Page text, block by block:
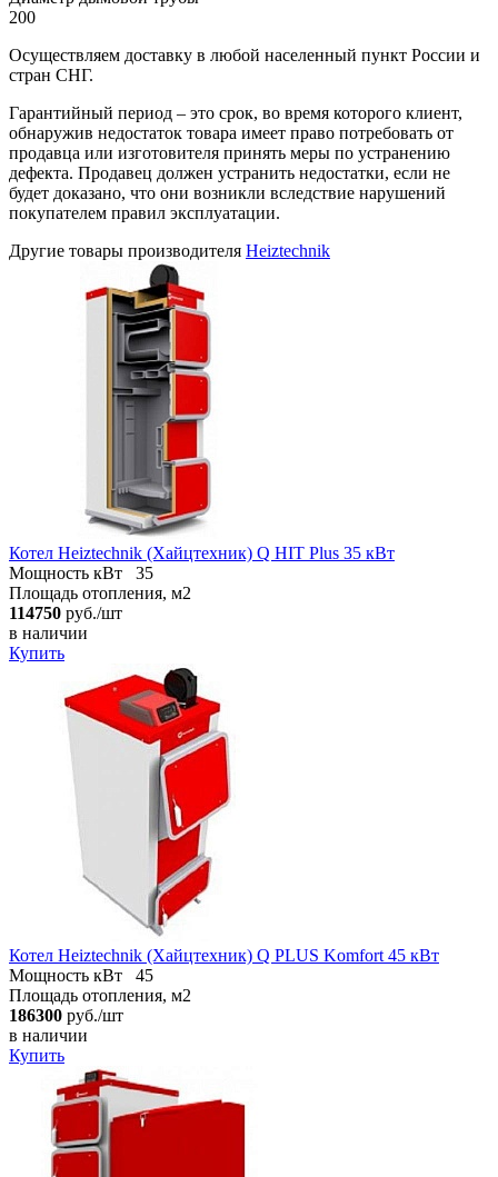
200
Осуществляем доставку в любой населенный пункт России и
стран СНГ.
Гарантийный период – это срок, во время которого клиент,
обнаружив недостаток товара имеет право потребовать от
продавца или изготовителя принять меры по устранению
дефекта. Продавец должен устранить недостатки, если не
будет доказано, что они возникли вследствие нарушений
покупателем правил эксплуатации.
Другие товары производителя Heiztechnik
Котел Heiztechnik (Хайцтехник) Q HIT Plus 35 кВт
Мощность кВт
35
Площадь отопления, м2
114750 руб./шт
в наличии
Купить
Котел Heiztechnik (Хайцтехник) Q PLUS Komfort 45 кВт
Мощность кВт
45
Площадь отопления, м2
186300 руб./шт
в наличии
Купить